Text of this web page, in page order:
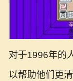
对于1996年的
以帮助他们更